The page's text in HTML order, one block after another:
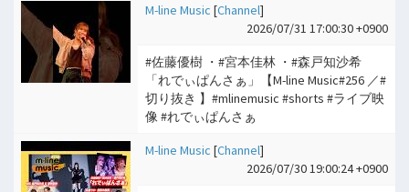
M-line Music [Channel]
2026/07/31 17:00:30 +0900
#佐藤優樹 ・#宮本佳林 ・#森戸知沙希
「れでぃぱんさぁ」【M-line Music#256 ／#
切り抜き 】#mlinemusic #shorts #ライブ映
像 #れでぃぱんさぁ
M-line Music [Channel]
2026/07/30 19:00:24 +0900